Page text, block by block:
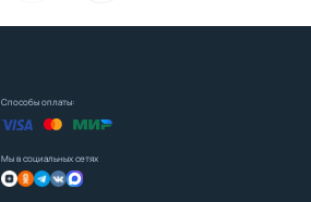
Способы оплаты:
Мы в социальных сетях